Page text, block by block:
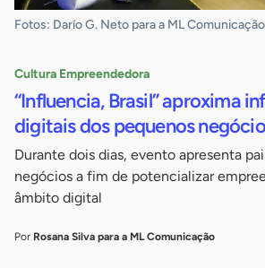
Fotos: Darío G. Neto para a ML Comunicação
Cultura Empreendedora
“Influencia, Brasil” aproxima
digitais dos pequenos
Durante dois dias, evento apresenta
negócios a fim de potencializar
âmbito digital
Por Rosana Silva para a ML Comunicação